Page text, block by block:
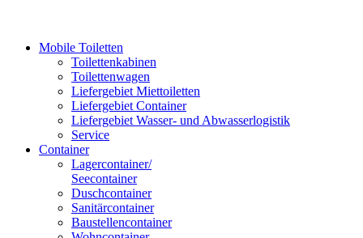
Mobile Toiletten
Toilettenkabinen
Toilettenwagen
Liefergebiet Miettoiletten
Liefergebiet Container
Liefergebiet Wasser- und Abwasserlogistik
Service
Container
Lagercontainer/
Seecontainer
Duschcontainer
Sanitärcontainer
Baustellencontainer